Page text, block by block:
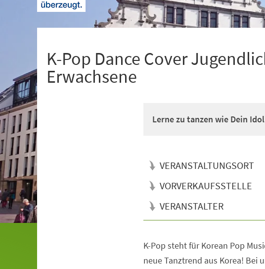
K-Pop Dance Cover
Erwachsene
Lerne zu tanzen wie Dein
VERANSTALTUNGSORT
VORVERKAUFSSTELLE
VERANSTALTER
K-Pop steht für Korean Pop
neue Tanztrend aus Korea! Bei